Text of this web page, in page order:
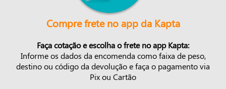
Compre frete no app da Kapta
Faça cotação e escolha o frete no app Kapta:
Informe os dados da encomenda como faixa de peso,
destino ou código da devolução e faça o pagamento via
Pix ou Cartão